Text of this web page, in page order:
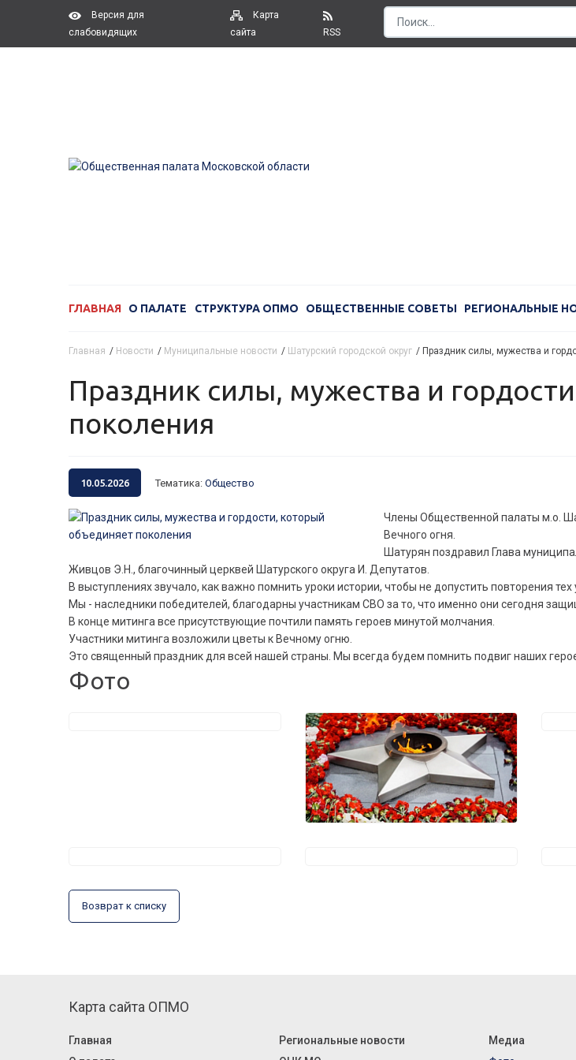
Версия для
слабовидящих
Карта
сайта
RSS
ГЛАВНАЯ О ПАЛАТЕ СТРУКТУРА ОПМО ОБЩЕСТВЕННЫЕ СОВЕТЫ РЕГИОНАЛЬНЫЕ
Главная / Новости / Муниципальные новости / Шатурский городской округ / Праздник силы, мужества и
Праздник силы, мужества и гордости, который объединяет
поколения
10.05.2026 Тематика: Общество
Члены Общественной палаты м.о.
Вечного огня.
Шатурян поздравил Глава
Живцов Э.Н., благочинный церквей Шатурского округа И. Депутатов.
В выступлениях звучало, как важно помнить уроки истории, чтобы не допустить повторения
Мы - наследники победителей, благодарны участникам СВО за то, что именно они сегодня
В конце митинга все присутствующие почтили память героев минутой молчания.
Участники митинга возложили цветы к Вечному огню.
Это священный праздник для всей нашей страны. Мы всегда будем помнить подвиг наших
Фото
Возврат к списку
Карта сайта ОПМО
Главная
Региональные новости
Медиа